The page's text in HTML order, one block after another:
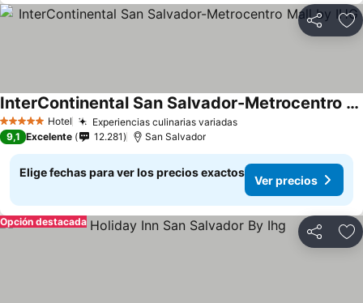
Compartir
5 Estrellas Hotel Experiencias culinarias variadasVer precios
InterContinental San Salvador-Metrocentro Mall by IHG
Ver precios
9,1 Excelente 12.281 San Salvador
Elige fechas para ver los precios exactos
Ver precios
Compartir
Opción destacada